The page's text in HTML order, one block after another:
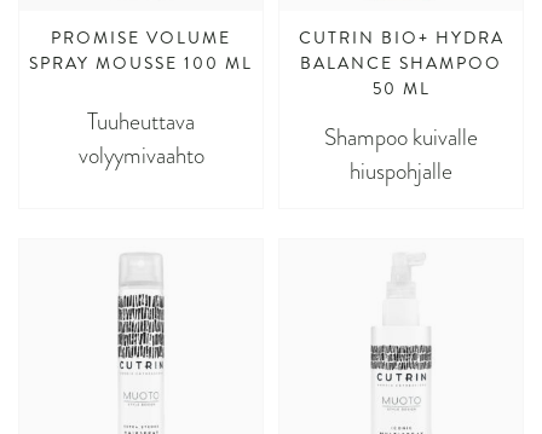
PROMISE VOLUME
SPRAY MOUSSE 100 ML
Tuuheuttava
volyymivaahto
CUTRIN BIO+ HYDRA
BALANCE SHAMPOO
50 ML
Shampoo kuivalle
hiuspohjalle